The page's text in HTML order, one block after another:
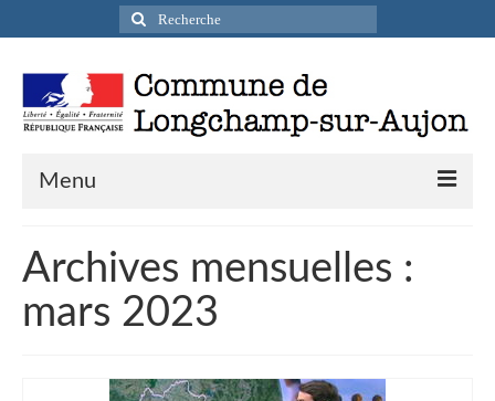
Rechercher
:
Menu
Infos pratiques
Accueil en mairie
Archives mensuelles :
mars 2023